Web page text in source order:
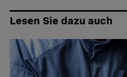
Lesen Sie dazu auch